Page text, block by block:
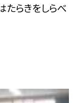
たらきをしらべ